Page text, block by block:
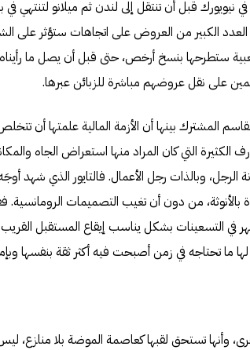
نيويورك قبل أن تنتقل إلى لندن ثم ميلانو لتنتهي
العدد الكبير من العروض على اتجاهات ستؤثر على
ستطرحها بنسخ أرخص، حتى قبل أن يصل ما
على نقل عروضهم مباشرة للزبائن عبرها.
المشترك بينها أن الأزمة المالية علمتها أن
الكثيرة التي كان المراد منها استعراض الجاه
وبالذات رجل الأعمال. فالتايور الذي شهد
بالأنوثة، من دون أن تغيب التصميمات
في التسعينات بشكل يناسب إيقاع المستقبل القريب
ما تحتاجه في زمن أصبحت فيه أكثر ثقة بنفسها
وأنها تستحق لقبها كعاصمة الموضة بلا منازع،